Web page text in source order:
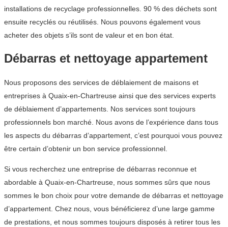
installations de recyclage professionnelles. 90 % des déchets sont
ensuite recyclés ou réutilisés. Nous pouvons également vous
acheter des objets s’ils sont de valeur et en bon état.
Débarras et nettoyage appartement
Nous proposons des services de déblaiement de maisons et
entreprises à Quaix-en-Chartreuse ainsi que des services experts
de déblaiement d’appartements. Nos services sont toujours
professionnels bon marché. Nous avons de l’expérience dans tous
les aspects du débarras d’appartement, c’est pourquoi vous pouvez
être certain d’obtenir un bon service professionnel.
Si vous recherchez une entreprise de débarras reconnue et
abordable à Quaix-en-Chartreuse, nous sommes sûrs que nous
sommes le bon choix pour votre demande de débarras et nettoyage
d’appartement. Chez nous, vous bénéficierez d’une large gamme
de prestations, et nous sommes toujours disposés à retirer tous les